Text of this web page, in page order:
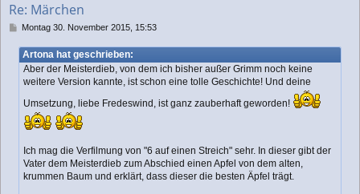
Re: Märchen
B
i
t
Montag 30. November 2015, 15:53
Artona hat geschrieben:
Aber der Meisterdieb, von dem ich bisher außer Grimm noch keine
weitere Version kannte, ist schon eine tolle Geschichte! Und deine
Umsetzung, liebe Fredeswind, ist ganz zauberhaft geworden!
Ich mag die Verfilmung von "6 auf einen Streich" sehr. In dieser gibt der
Vater dem Meisterdieb zum Abschied einen Apfel von dem alten,
krummen Baum und erklärt, dass dieser die besten Äpfel trägt.